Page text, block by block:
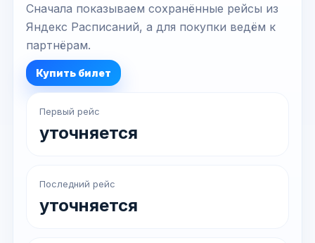
Сначала показываем сохранённые рейсы из
Яндекс Расписаний, а для покупки ведём к
партнёрам.
Купить билет
Первый рейс
уточняется
Последний рейс
уточняется